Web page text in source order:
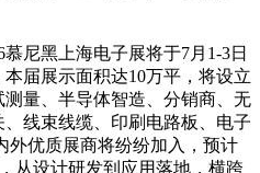
尼黑上海电子展将于7月1-3日
届展示面积达10万平，将设立
量、半导体智造、分销商、无
线束线缆、印刷电路板、电子
外优质展商将纷纷加入，预计
从设计研发到应用落地，横跨